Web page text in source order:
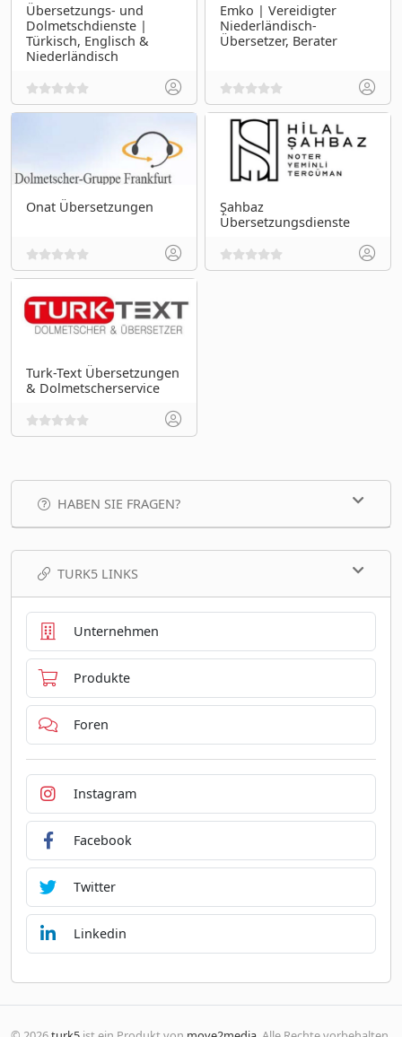
Übersetzungs- und
Dolmetschdienste |
Türkisch, Englisch &
Niederländisch
Emko | Vereidigter
Niederländisch-
Übersetzer, Berater
Onat Übersetzungen
Şahbaz
Übersetzungsdienste
Turk-Text Übersetzungen
& Dolmetscherservice
HABEN SIE FRAGEN?
TURK5 LINKS
Unternehmen
Produkte
Foren
Instagram
Facebook
Twitter
Linkedin